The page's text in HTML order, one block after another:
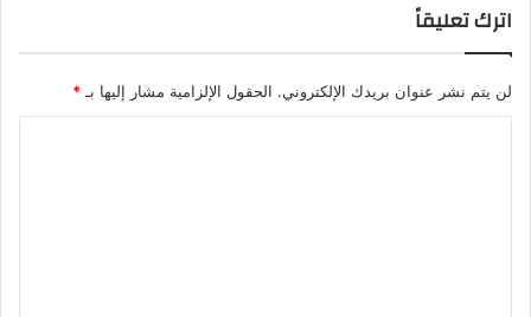
اترك تعليقاً
لن يتم نشر عنوان بريدك الإلكتروني. الحقول الإلزامية مشار إليها بـ *